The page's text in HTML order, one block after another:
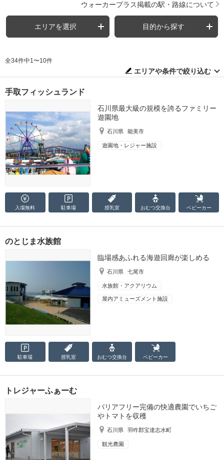
ウォーカープラス掲載の駅・路線について
エリアを選択 目的から探す
全34件中1〜10件
エリアや条件で絞り込む
手取フィッシュランド
石川県最大級の規模を誇るファミリー
遊園地
石川県 能美市
遊園地・レジャー施設
入場無料 駐車場 授乳室 おむつ交換台 ベビーカー
のとじま水族館
臨場感あふれる海遊回廊が楽しめる
石川県 七尾市
水族館・アクアリウム
屋内アミューズメント施設
駐車場 授乳室 おむつ交換台 ベビーカー
トレジャーふぁーむ
バリアフリー完備の快適農園でいちご
やトマトを収穫
石川県 羽咋郡宝達志水町
観光農園